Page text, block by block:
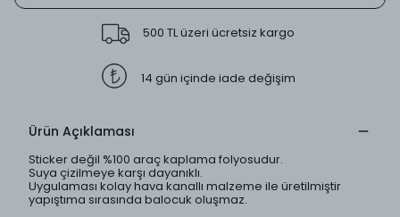
500 TL üzeri ücretsiz kargo
14 gün içinde iade değişim
Ürün Açıklaması
Sticker değil %100 araç kaplama folyosudur.
Suya çizilmeye karşı dayanıklı.
Uygulaması kolay hava kanallı malzeme ile üretilmiştir
yapıştıma sırasında balocuk oluşmaz.